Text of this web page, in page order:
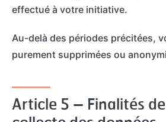
effectué à votre initiative.
Au-delà des périodes précitées,
purement supprimées ou
Article 5 – Finalités